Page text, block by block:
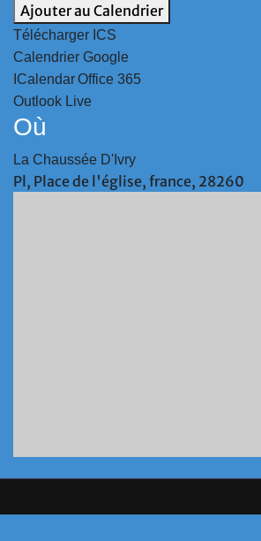
Ajouter au Calendrier
Télécharger ICS
Calendrier Google
ICalendarOffice 365
Outlook Live
Où
La Chaussée D'Ivry
Pl, Place de l'église, france, 28260